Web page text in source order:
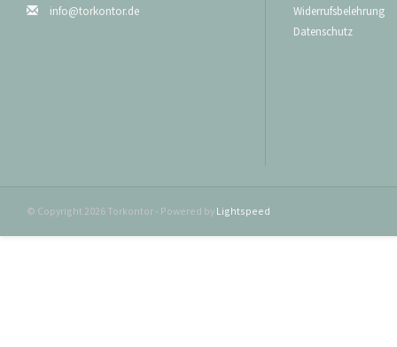
info@torkontor.de
Widerrufsbelehrung
Datenschutz
© Copyright 2026 Torkontor - Powered by Lightspeed